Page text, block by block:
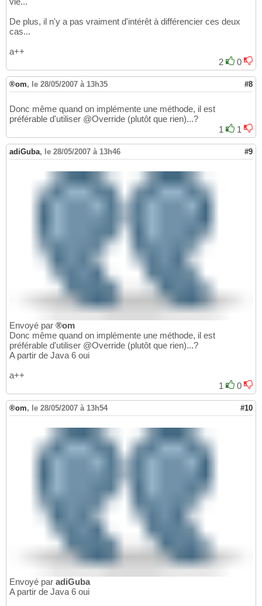
De plus, il n'y a pas vraiment d'intérêt à différencier ces deux
cas...
a++
2
0
®om, le 28/05/2007 à 13h35 #8
Donc même quand on implémente une méthode, il est
préférable d'utiliser @Override (plutôt que rien)...?
1
1
adiGuba, le 28/05/2007 à 13h46 #9
Envoyé par ®om
Donc même quand on implémente une méthode, il est
préférable d'utiliser @Override (plutôt que rien)...?
A partir de Java 6 oui
a++
1
0
®om, le 28/05/2007 à 13h54 #10
Envoyé par adiGuba
A partir de Java 6 oui